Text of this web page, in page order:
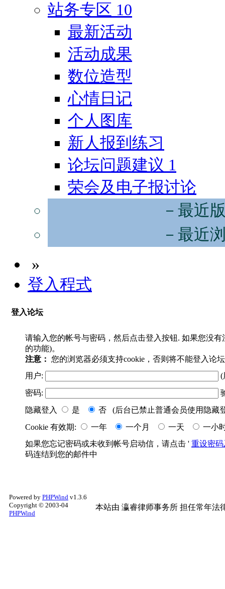
站务专区 10
最新活动
活动成果
数位造型
心情日记
个人图库
新人报到练习
论坛问题建议 1
荣会及电子报讨论
－最近
－最近
»
登入程式
登入论坛
请输入您的帐号与密码，然后点击登入按钮. 如果您没
的功能)。
注意： 您的浏览器必须支持cookie，否则将不能登入论
用户:
(
密码:
隐藏登入
是
否 (后台已禁止普通会员使用隐藏
Cookie 有效期:
一年 一个月 一天
一小
如果您忘记密码或未收到帐号启动信，请点击 ' 重设密
码连结到您的邮件中
Powered by PHPWind v1.3.6
Copyright © 2003-04
PHPWind
本站由 瀛睿律师事务所 担任常年法